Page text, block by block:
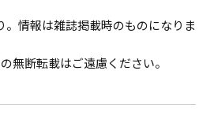
情報は雑誌掲載時のものになりま
無断転載はご遠慮ください。